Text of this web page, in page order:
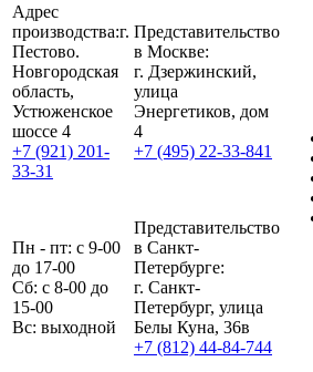
Адрес
производства:г.
Пестово.
Новгородская
область,
Устюженское
шоссе 4
+7 (921) 201-
33-31
Представительство
в Москве:
г. Дзержинский,
улица
Энергетиков, дом
4
+7 (495) 22-33-841
Пн - пт: с 9-00
до 17-00
Сб: с 8-00 до
15-00
Вс: выходной
Представительство
в Санкт-
Петербурге:
г. Санкт-
Петербург, улица
Белы Куна, 36в
+7 (812) 44-84-744